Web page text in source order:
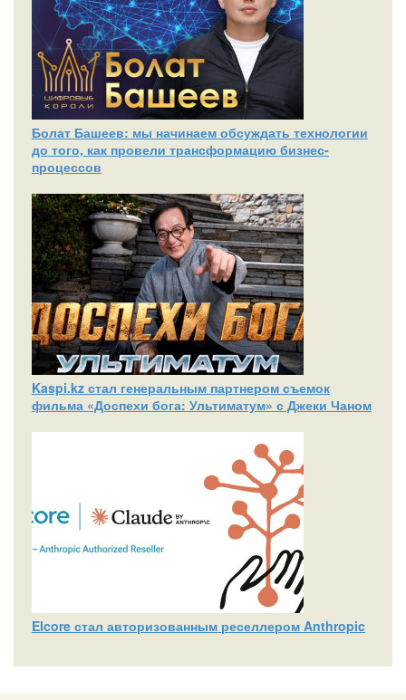
Болат Башеев: мы начинаем обсуждать технологии
до того, как провели трансформацию бизнес-
процессов
Kaspi.kz стал генеральным партнером съемок
фильма «Доспехи бога: Ультиматум» с Джеки Чаном
Elcore стал авторизованным реселлером Anthropic